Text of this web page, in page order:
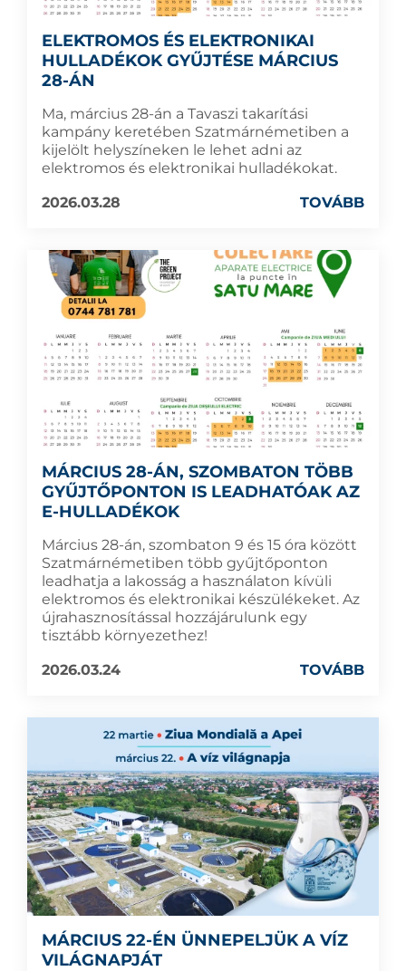
ELEKTROMOS ÉS ELEKTRONIKAI
HULLADÉKOK GYŰJTÉSE MÁRCIUS
28-ÁN
Ma, március 28-án a Tavaszi takarítási
kampány keretében Szatmárnémetiben a
kijelölt helyszíneken le lehet adni az
elektromos és elektronikai hulladékokat.
2026.03.28
TOVÁBB
MÁRCIUS 28-ÁN, SZOMBATON TÖBB
GYŰJTŐPONTON IS LEADHATÓAK AZ
E-HULLADÉKOK
Március 28-án, szombaton 9 és 15 óra között
Szatmárnémetiben több gyűjtőponton
leadhatja a lakosság a használaton kívüli
elektromos és elektronikai készülékeket. Az
újrahasznosítással hozzájárulunk egy
tisztább környezethez!
2026.03.24
TOVÁBB
MÁRCIUS 22-ÉN ÜNNEPELJÜK A VÍZ
VILÁGNAPJÁT